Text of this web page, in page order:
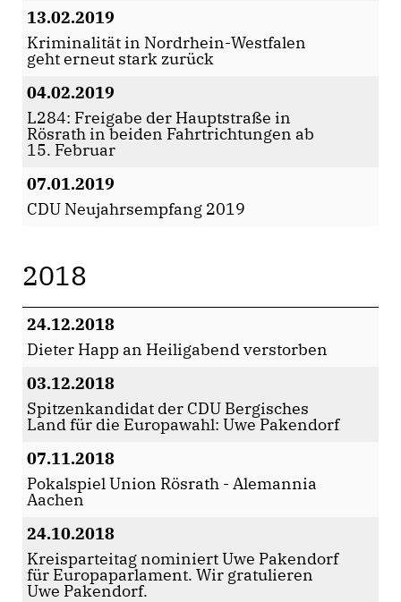
13.02.2019
Kriminalität in Nordrhein-Westfalen
geht erneut stark zurück
04.02.2019
L284: Freigabe der Hauptstraße in
Rösrath in beiden Fahrtrichtungen ab
15. Februar
07.01.2019
CDU Neujahrsempfang 2019
2018
24.12.2018
Dieter Happ an Heiligabend verstorben
03.12.2018
Spitzenkandidat der CDU Bergisches
Land für die Europawahl: Uwe Pakendorf
07.11.2018
Pokalspiel Union Rösrath - Alemannia
Aachen
24.10.2018
Kreisparteitag nominiert Uwe Pakendorf
für Europaparlament. Wir gratulieren
Uwe Pakendorf.